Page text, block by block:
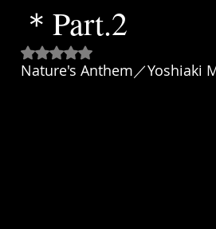
＊Part.2
5つ星のうちNaNと評価されて
Nature's Anthem／Yoshiaki